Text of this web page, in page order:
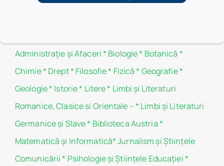
Administraţie şi Afaceri* Biologie* Botanică *
Chimie* Drept* Filosofie* Fizică * Geografie*
Geologie* Istorie* Litere* Limbi și Literaturi
Romanice, Clasice si Orientale –* Limbi și Literaturi
Germanice şi Slave* Biblioteca Austria*
Matematicã și Informatică*Jurnalism şi Ştiinţele
Comunicării * Psihologie şi Ştiinţele Educaţiei*